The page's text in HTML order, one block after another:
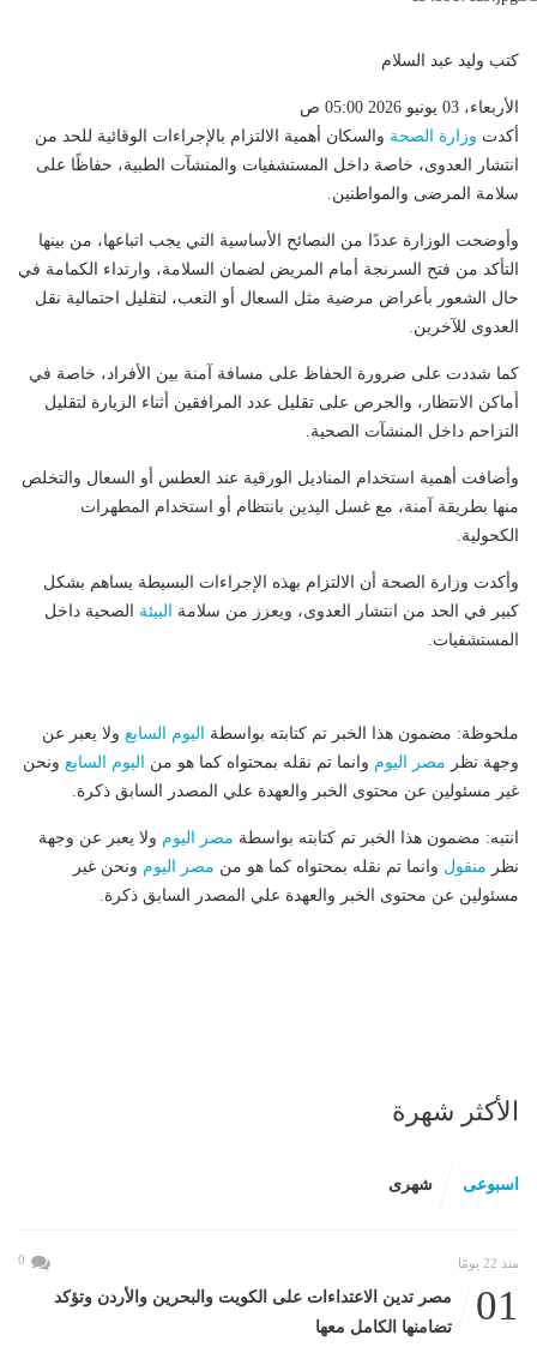
كتب وليد عبد السلام
الأربعاء، 03 يونيو 2026 05:00 ص
أكدت وزارة الصحة والسكان أهمية الالتزام بالإجراءات الوقائية للحد من
انتشار العدوى، خاصة داخل المستشفيات والمنشآت الطبية، حفاظًا على
سلامة المرضى والمواطنين.
وأوضحت الوزارة عددًا من النصائح الأساسية التي يجب اتباعها، من بينها
التأكد من فتح السرنجة أمام المريض لضمان السلامة، وارتداء الكمامة في
حال الشعور بأعراض مرضية مثل السعال أو التعب، لتقليل احتمالية نقل
العدوى للآخرين.
كما شددت على ضرورة الحفاظ على مسافة آمنة بين الأفراد، خاصة في
أماكن الانتظار، والحرص على تقليل عدد المرافقين أثناء الزيارة لتقليل
التزاحم داخل المنشآت الصحية.
وأضافت أهمية استخدام المناديل الورقية عند العطس أو السعال والتخلص
منها بطريقة آمنة، مع غسل اليدين بانتظام أو استخدام المطهرات
الكحولية.
وأكدت وزارة الصحة أن الالتزام بهذه الإجراءات البسيطة يساهم بشكل
كبير في الحد من انتشار العدوى، ويعزز من سلامة
البيئة الصحية داخل
المستشفيات.
ملحوظة: مضمون هذا الخبر تم كتابته بواسطة اليوم السابع ولا يعبر عن
وجهة نظر مصر اليوم وانما تم نقله بمحتواه كما هو من اليوم السابع ونحن
غير مسئولين عن محتوى الخبر والعهدة علي المصدر السابق ذكرة.
انتبه: مضمون هذا الخبر تم كتابته بواسطة مصر اليوم ولا يعبر عن وجهة
نظر منقول وانما تم نقله بمحتواه كما هو من مصر اليوم ونحن غير
مسئولين عن محتوى الخبر والعهدة علي المصدر السابق ذكرة.
الأكثر شهرة
اسبوعى شهرى
منذ 22 يومًا 0
01
مصر تدين الاعتداءات على الكويت والبحرين والأردن وتؤكد
تضامنها الكامل معها